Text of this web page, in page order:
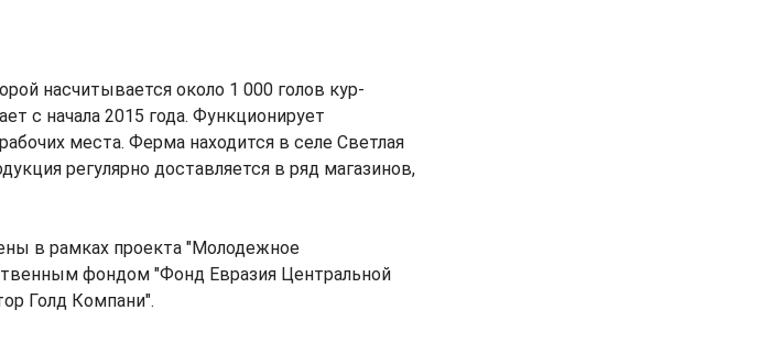
насчитывается около 1 000 голов кур-
с начала 2015 года. Функционирует
места. Ферма находится в селе Светлая
регулярно доставляется в ряд магазинов,
в рамках проекта "Молодежное
фондом "Фонд Евразия Центральной
Голд Компани".